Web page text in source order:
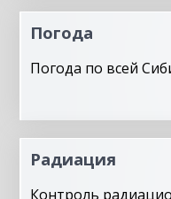
Погода
Погода по всей
Радиация
Контроль